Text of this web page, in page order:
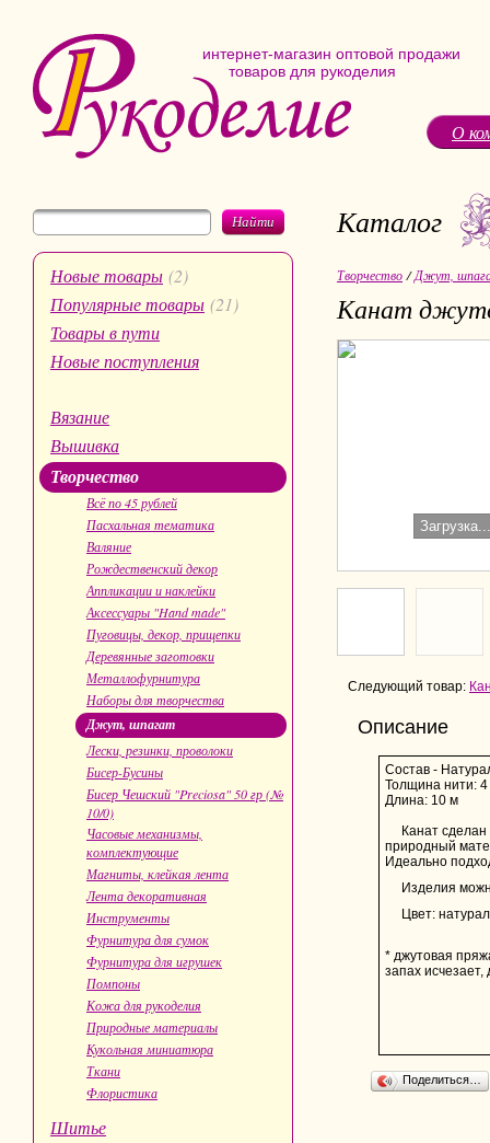
интернет-магазин оптовой продажи
товаров для рукоделия
О
Найти
Новые товары (2)
Популярные товары (21)
Товары в пути
Новые поступления
Вязание
Вышивка
Творчество
Всё по 45 рублей
Пасхальная тематика
Валяние
Рождественский декор
Аппликации и наклейки
Аксессуары "Hand made"
Пуговицы, декор, прищепки
Деревянные заготовки
Металлофурнитура
Наборы для творчества
Джут, шпагат
Лески, резинки, проволоки
Бисер-Бусины
Бисер Чешский "Preciosa" 50 гр (№
10/0)
Часовые механизмы,
комплектующие
Магниты, клейкая лента
Лента декоративная
Инструменты
Фурнитура для сумок
Фурнитура для игрушек
Помпоны
Кожа для рукоделия
Природные материалы
Кукольная миниатюра
Ткани
Флористика
Шитье
Каталог
Творчество /Джут,
Канат
Следующий товар:
Описание
Состав -
Толщина нити:
Длина: 10 м
Канат сделан
природный
Идеально
Изделия
Цвет:
* джутовая
запах
Поделиться…